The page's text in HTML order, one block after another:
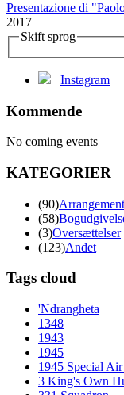
Presentazione di
2017
Skift sprog
Instagram
Kommende
No coming events
KATEGORIER
(90)
(58)
(3)Oversættelser
(123)Andet
Tags cloud
'Ndrangheta
1348
1943
1945
1945 Special
3 King's Own